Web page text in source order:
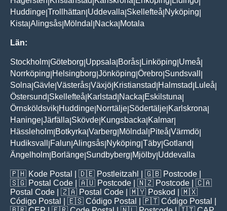
Huddinge Trollhättan Uddevalla Skellefteå Nyköping
Kista Alingsås Mölndal Nacka Motala
Län:
Stockholm Göteborg Uppsala Borås Linköping Umeå
Norrköping Helsingborg Jönköping Örebro Sundsvall
Solna Gävle Västerås Växjö Kristianstad Halmstad Luleå
Östersund Skellefteå Karlstad Nacka Eskilstuna
Örnsköldsvik Huddinge Norrtälje Södertälje Karlskrona
Haninge Järfälla Skövde Kungsbacka Kalmar
Hässleholm Botkyrka Varberg Mölndal Piteå Värmdö
Hudiksvall
Falun Alingsås Nyköping Täby Gotland
Ängelholm Borlänge Sundbyberg Mjölby Uddevalla
🇵🇭 Kode Postal | 🇩🇪 Postleitzahl | 🇬🇧 Postcode
🇸🇬 Postal Code | 🇦🇺 Postcode | 🇳🇿 Postcode | 🇨🇦
Postal Code | 🇿🇦 Postal Code | 🇲🇾 Poskod
| 🇲🇽
Código Postal
| 🇪🇸 Código Postal | 🇵🇹 Código Postal